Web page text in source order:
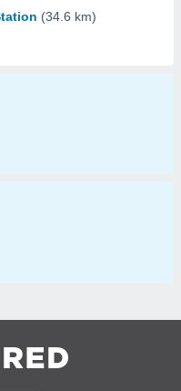
(34.6 km)